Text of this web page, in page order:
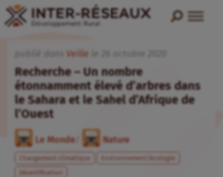
Veille
Recherche – Un nombre
étonnamment élevé d’arbres dans
le Sahara et le Sahel d’Afrique de
l’Ouest
Le Monde Nature
Changement climatique
Environnement/écologie
Désertification